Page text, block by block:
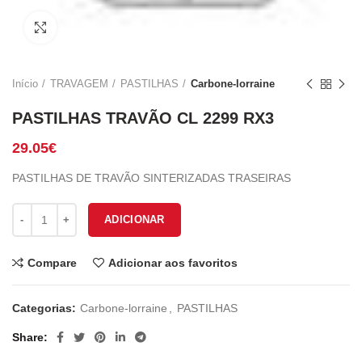
Início TRAVAGEM PASTILHAS Carbone-lorraine
PASTILHAS TRAVÃO CL 2299 RX3
29.05€
PASTILHAS DE TRAVÃO SINTERIZADAS TRASEIRAS
Quantidade de PASTILHAS TRAVÃO CL 2299 RX3
ADICIONAR
Compare Adicionar aos favoritos
Categorias: Carbone-lorraine PASTILHAS
Share